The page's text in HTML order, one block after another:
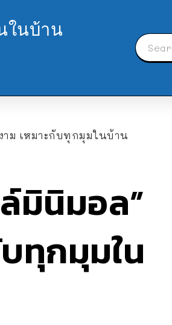
ในบ้าน
าม เหมาะกับทุกมุมในบ้าน
มินิมอล”
ทุกมุมใน